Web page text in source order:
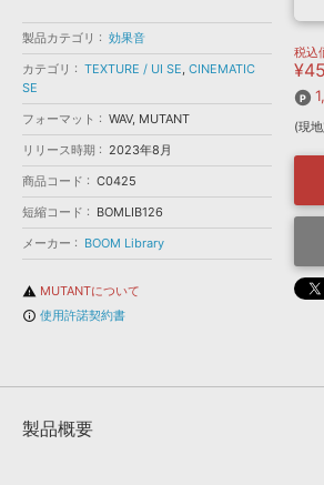
ソフトウェア／ツール »
DAW »
効果音 »
特集 »
ニュースレター »
SONICWIREブログ »
製品サポート情報 »
DTMガイド »
FAQ »
お問い合わせ »
SLS
ソフト音源 プラグイン・エフェクト
メーカー
ランキング
シングル効果音
製品カテゴリ
効果音
カテゴリ
TEXTURE / UI SE, CINEMATIC
SE
フォーマット
WAV, MUTANT
リリース時期
2023年8月
商品コード
C0425
短縮コード
BOMLIB126
メーカー
BOOM Library
warning MUTANTについて
info_outline 使用許諾契約書
税込
(現
製品概要